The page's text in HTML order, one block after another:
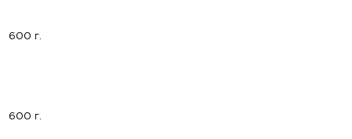
600 г.
600 г.